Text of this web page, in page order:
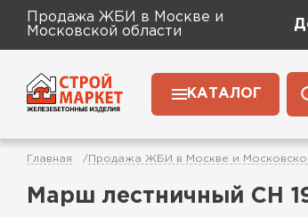
Продажа ЖБИ в Москве и
Московской области
КАТАЛОГ
Главная Продажа ЖБИ в Москве и
Марш лестничный СН